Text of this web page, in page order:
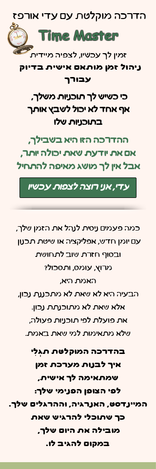
הדרכה מוקלטת עם עדי אורפז
Time Master
זמין לך עכשיו, לצפיה מיידית
עבורך
כי כשיש לך תוכניות משלך,
אף אחד לא יכול לשבץ אותך
בתוכניות שלו
ההדרכה הזו היא בשבילך,
אם את יודעת שאת יכולה יותר,
אבל אין לך מושג מאיפה להתחיל
עדי, אני רוצה לצפות עכשיו
כמה פעמים ניסית לנהל את הזמן שלך,
עם יומן חדש, אפליקציה או שיטת תכנון
ובסוף חזרת שוב לתחושת
מרוץ, עומס, ותסכול?
האמת היא,
הבעיה היא לא שאת לא מתכננת נכון,
אלא שאת לא מתוכנתת נכון.
את פועלת לפי תוכניות פעולה,
שלא מתאימות למי שאת באמת.
בהדרכה המוקלטת תגְלִי
איך לבנותמערכת זמן
שמתאימה לך אישית,
לפי הצופן הפנימי שלך:
המיינדסט, האנרגיה, וההרגלים שלך.
כך שתוכלי להרגיש שאת
מובילה את היום שלך,
במקום להגיב לו.